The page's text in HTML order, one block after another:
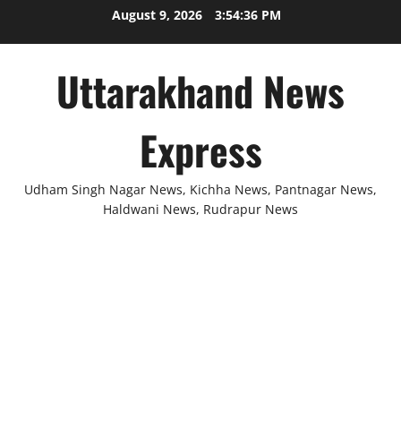
August 9, 2026 3:54:36 PM
Uttarakhand News
Express
Udham Singh Nagar News, Kichha News, Pantnagar News,
Haldwani News, Rudrapur News